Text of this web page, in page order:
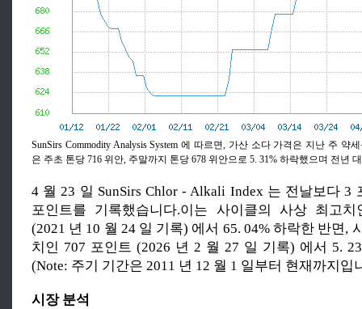
SunSirs Commodity Analysis System 에 따르면, 가산 소다 가격은 지난 주 약
은 주초 톤당 716 위안, 주말까지 톤당 678 위안으로 5. 31% 하락했으며 전년
4 월 23 일 SunSirs Chlor - Alkali Index 는 전날보다 3
포인트를 기록했습니다.이는 사이클의 사상 최고
(2021 년 10 월 24 일 기록) 에서 65. 04% 하락한 반면,
치인 707 포인트 (2026 년 2 월 27 일 기록) 에서 5.
(Note: 주기 기간은 2011 년 12 월 1 일부터 현재까지입
시장 분석